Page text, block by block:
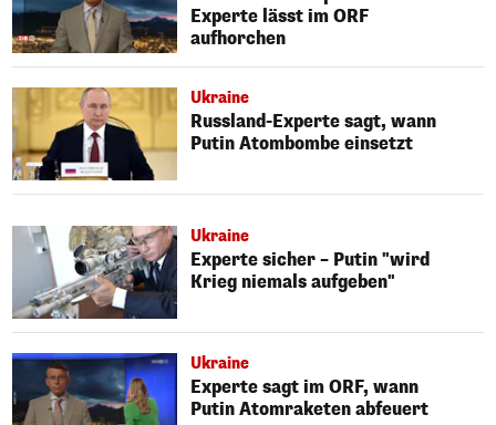
Experte lässt im ORF
aufhorchen
Ukraine
Russland-Experte sagt, wann
Putin Atombombe einsetzt
Ukraine
Experte sicher – Putin "wird
Krieg niemals aufgeben"
Ukraine
Experte sagt im ORF, wann
Putin Atomraketen abfeuert